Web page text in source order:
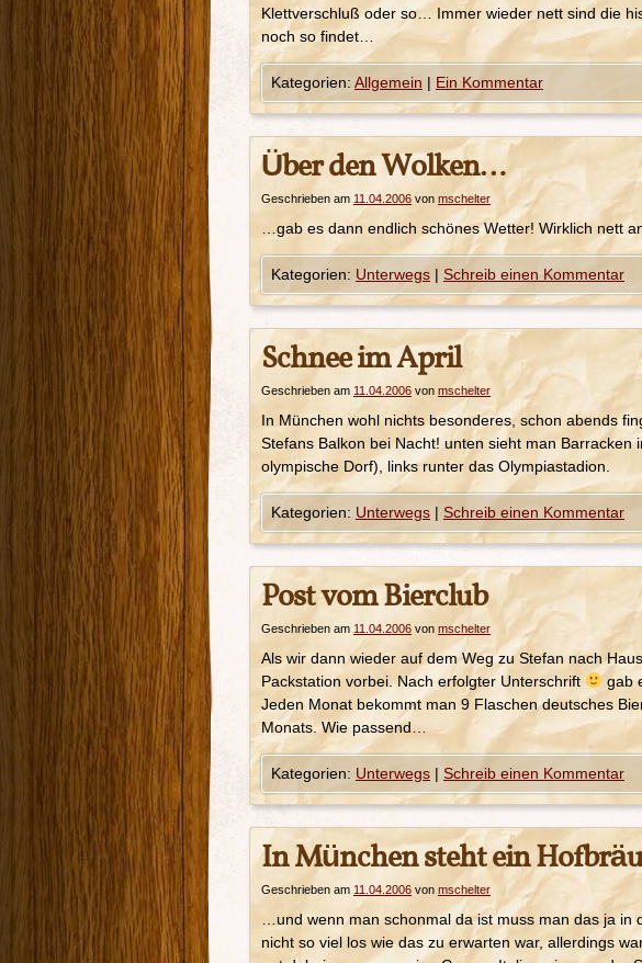
Klettverschluß oder so… Immer wieder nett sind die
noch so findet…
Kategorien: Allgemein | Ein Kommentar
Über den Wolken…
Geschrieben am 11.04.2006 von mschelter
…gab es dann endlich schönes Wetter! Wirklich nett
Kategorien: Unterwegs | Schreib einen Kommentar
Schnee im April
Geschrieben am 11.04.2006 von mschelter
In München wohl nichts besonderes, schon abends
Stefans Balkon bei Nacht! unten sieht man
olympische Dorf), links runter das Olympiastadion.
Kategorien: Unterwegs | Schreib einen Kommentar
Post vom Bierclub
Geschrieben am 11.04.2006 von mschelter
Als wir dann wieder auf dem Weg zu Stefan nach
Packstation vorbei. Nach erfolgter Unterschrift
gab
Jeden Monat bekommt man 9 Flaschen deutsches
Monats. Wie passend…
Kategorien: Unterwegs | Schreib einen Kommentar
In München steht ein
Geschrieben am 11.04.2006 von mschelter
…und wenn man schonmal da ist muss man das ja
nicht so viel los wie das zu erwarten war, allerdings